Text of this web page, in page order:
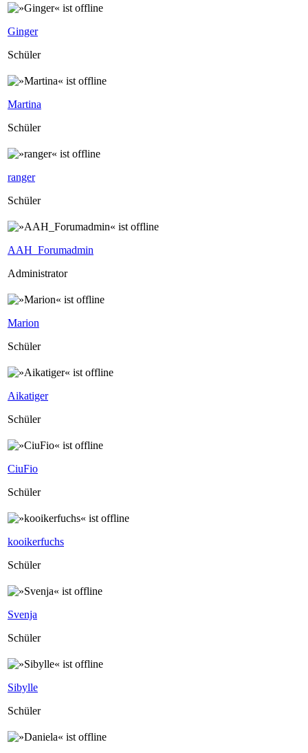
Ginger
Schüler
Martina
Schüler
ranger
Schüler
AAH_Forumadmin
Administrator
Marion
Schüler
Aikatiger
Schüler
CiuFio
Schüler
kooikerfuchs
Schüler
Svenja
Schüler
Sibylle
Schüler